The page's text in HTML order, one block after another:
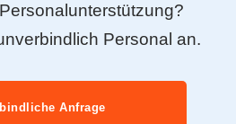
Personal an.
Anfrage